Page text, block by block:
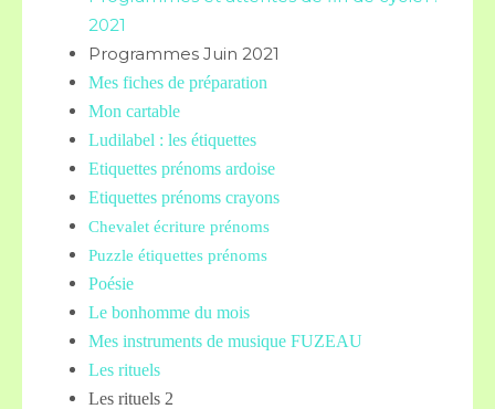
2021
Programmes Juin 2021
Mes fiches de préparation
Mon cartable
Ludilabel : les étiquettes
Etiquettes prénoms ardoise
Etiquettes prénoms crayons
Chevalet écriture prénoms
Puzzle étiquettes prénoms
Poésie
Le bonhomme du mois
Mes instruments de musique FUZEAU
Les rituels
Les rituels 2